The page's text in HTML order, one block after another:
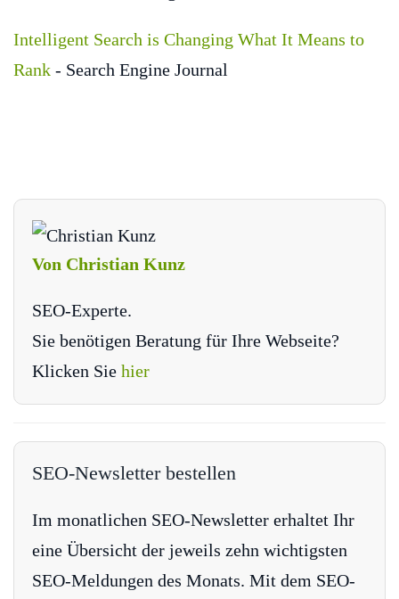
Intelligent Search is Changing What It Means to
Rank - Search Engine Journal
Von Christian Kunz
SEO-Experte.
Sie benötigen Beratung für Ihre Webseite?
Klicken Sie hier
SEO-Newsletter bestellen
Im monatlichen SEO-Newsletter erhaltet Ihr
eine Übersicht der jeweils zehn wichtigsten
SEO-Meldungen des Monats. Mit dem SEO-